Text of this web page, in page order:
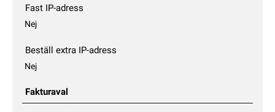
Fast IP-adress
Nej
Beställ extra IP-adress
Nej
Fakturaval